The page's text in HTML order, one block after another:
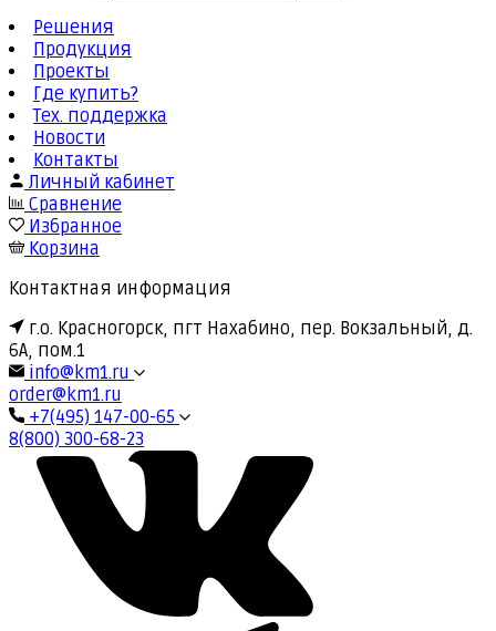
Решения
Продукция
Проекты
Где купить?
Тех. поддержка
Новости
Контакты
Личный кабинет
Сравнение
Избранное
Корзина
Контактная информация
г.о. Красногорск, пгт Нахабино, пер. Вокзальный, д.
6А, пом.1
info@km1.ru
order@km1.ru
+7(495) 147-00-65
8(800) 300-68-23